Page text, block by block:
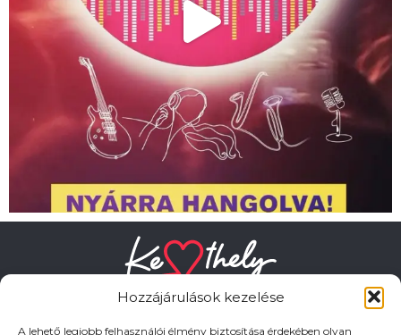
Hozzájárulások kezelése
A lehető legjobb felhasználói élmény biztosítása érdekében olyan